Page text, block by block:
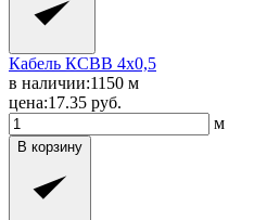
Кабель КСВВ 4x0,5
в наличии:1150 м
цена:17.35 руб.
м
В корзину